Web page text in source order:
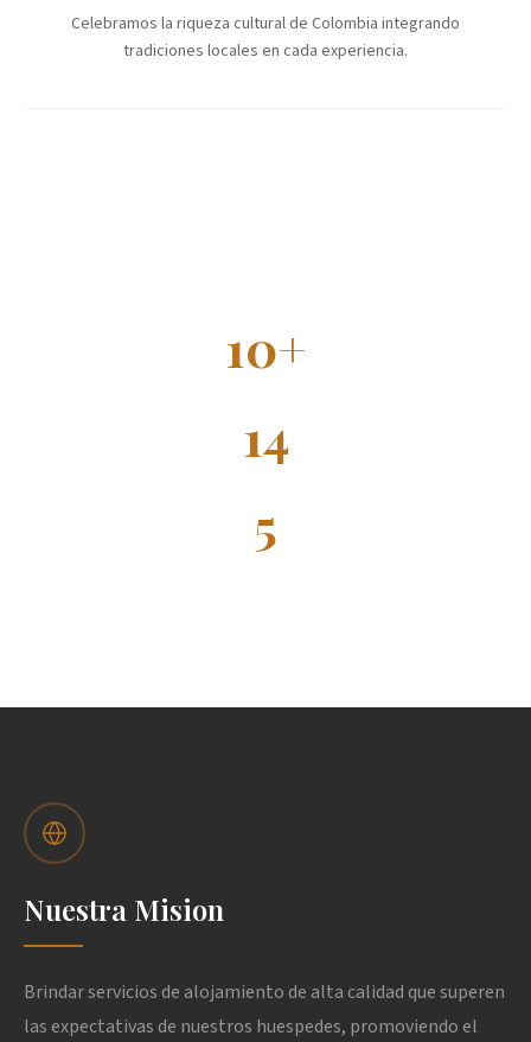
Celebramos la riqueza cultural de Colombia integrando
tradiciones locales en cada experiencia.
10+
14
5
Nuestra Mision
Brindar servicios de alojamiento de alta calidad que superen
las expectativas de nuestros huespedes, promoviendo el